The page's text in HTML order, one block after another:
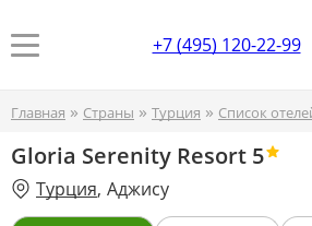
+7 (495) 120-22-99
Главная » Страны » Турция » Список
Gloria Serenity Resort 5
Турция, Аджису